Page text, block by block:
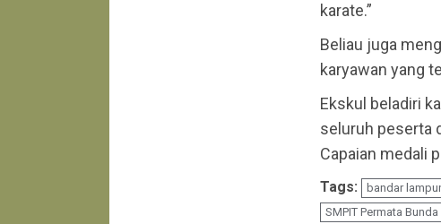
karate.”
Beliau juga
karyawan yang
Ekskul beladiri
seluruh peserta
Capaian medali
Tags: bandar
SMPIT Permata Bunda